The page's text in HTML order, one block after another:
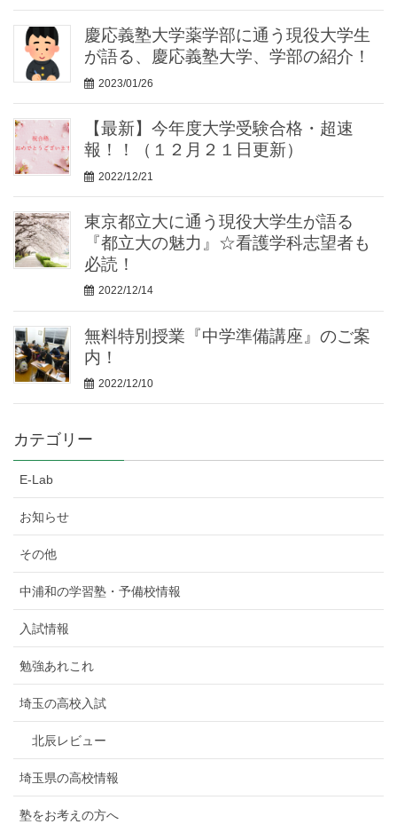
慶応義塾大学薬学部に通う現役大学生
が語る、慶応義塾大学、学部の紹介！
2023/01/26
【最新】今年度大学受験合格・超速
報！！（１２月２１日更新）
2022/12/21
東京都立大に通う現役大学生が語る
『都立大の魅力』☆看護学科志望者も
必読！
2022/12/14
無料特別授業『中学準備講座』のご案
内！
2022/12/10
カテゴリー
E-Lab
お知らせ
その他
中浦和の学習塾・予備校情報
入試情報
勉強あれこれ
埼玉の高校入試
北辰レビュー
埼玉県の高校情報
塾をお考えの方へ